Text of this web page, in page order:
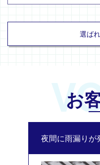
選ば
お
夜間に雨漏りが